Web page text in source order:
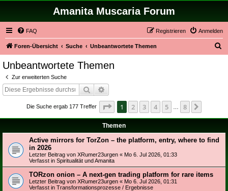
Amanita Muscaria Forum
FAQ Anmelden
Registrieren
Foren-Übersicht Suche Unbeantwortete Themen
Unbeantwortete Themen
Zur erweiterten Suche
Suche
Die Suche ergab 177 Treffer Seite 1von
1 2 3 4 5 8
Themen
Active mirrors for TorZon – the platform, entry, where to find
in 2026
Letzter Beitrag von XRumer23urgen « Mo 6. Jul 2026, 01:33
Verfasst in Spiritualität und Amanita
TORzon onion – A next-gen trading platform for rare items
Letzter Beitrag von XRumer23urgen « Mo 6. Jul 2026, 01:31
Verfasst in Transformationsprozesse / Ergebnisse